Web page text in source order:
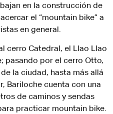
en la construcción de
el “mountain bike” a
en general.
cerro Catedral, el Llao Llao
pasando por el cerro Otto,
la ciudad, hasta más allá
Bariloche cuenta con una
de caminos y sendas
practicar mountain bike.